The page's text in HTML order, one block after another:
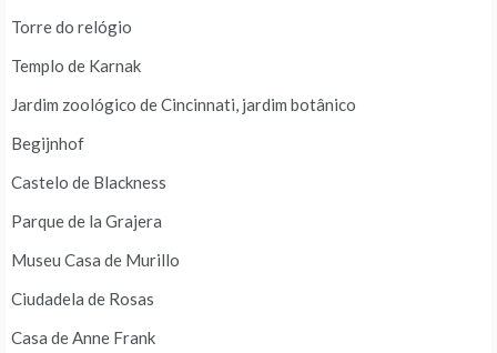
Torre do relógio
Templo de Karnak
Jardim zoológico de Cincinnati, jardim botânico
Begijnhof
Castelo de Blackness
Parque de la Grajera
Museu Casa de Murillo
Ciudadela de Rosas
Casa de Anne Frank